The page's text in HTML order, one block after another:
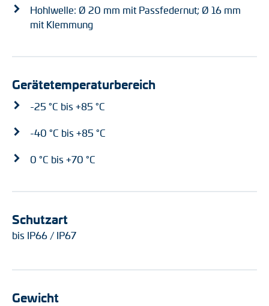
Hohlwelle: Ø 20 mm mit Passfedernut; Ø 16 mm
mit Klemmung
Gerätetemperaturbereich
-25 °C bis +85 °C
-40 °C bis +85 °C
0 °C bis +70 °C
Schutzart
bis IP66 / IP67
Gewicht